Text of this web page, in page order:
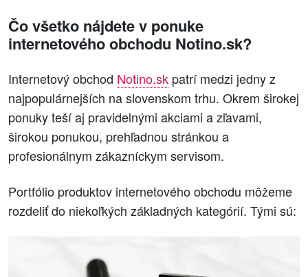
Čo všetko nájdete v ponuke
internetového obchodu Notino.sk?
Internetový obchod Notino.sk patrí medzi jedny z
najpopulárnejších na slovenskom trhu. Okrem širokej
ponuky teší aj pravidelnými akciami a zľavami,
širokou ponukou, prehľadnou stránkou a
profesionálnym zákazníckym servisom.
Portfólio produktov internetového obchodu môžeme
rozdeliť do niekoľkých základných kategórií. Tými sú: